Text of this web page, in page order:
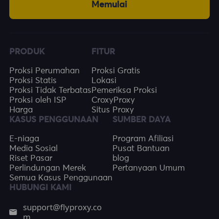
Memulai
PRODUK
Proksi Perumahan
Proksi Statis
Proksi Tidak Terbatas
Proksi oleh ISP
Harga
FITUR
Proksi Gratis
Lokasi
Pemeriksa Proksi
CroxyProxy
Situs Proxy
KASUS PENGGUNAAN
E-niaga
Media Sosial
Riset Pasar
Perlindungan Merek
Semua Kasus Penggunaan
SUMBER DAYA
Program Afiliasi
Pusat Bantuan
blog
Pertanyaan Umum
HUBUNGI KAMI
support@flyproxy.co